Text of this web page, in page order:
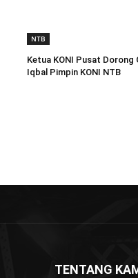
NTB
Ketua KONI Pusat Dorong
Iqbal Pimpin KONI NTB
TENTANG